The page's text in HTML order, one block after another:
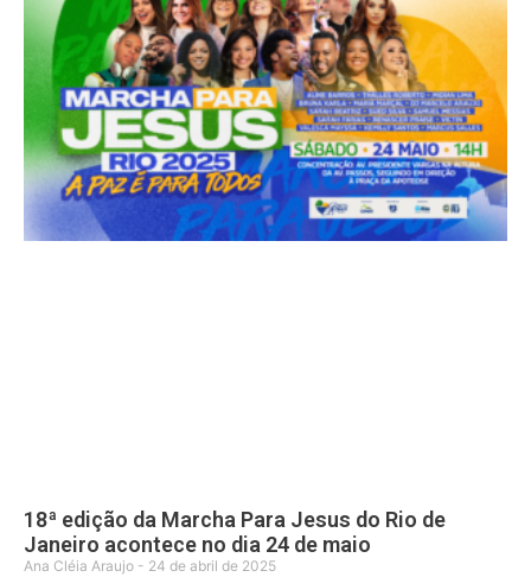
18ª edição da Marcha Para Jesus do Rio de
Janeiro acontece no dia 24 de maio
Ana Cléia Araujo 24 de abril de 2025